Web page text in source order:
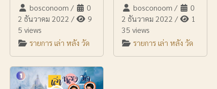
bosconoom /
0
2 ธันวาคม 2022 /
9
5 views
รายการ เล่า หลัง วัด
bosconoom /
0
2 ธันวาคม 2022 /
1
35 views
รายการ เล่า หลัง วัด